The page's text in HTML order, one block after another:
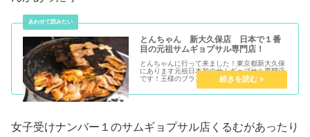
とんちゃん 新大久保店 日本で１番
目の元祖サムギョプサル専門店！
とんちゃんに行って来ました！東京都新大久保
にあります元祖日本初のサムギョプサル専門店
です！王様のブランチで１位になった事もある
お店です！お隣には女子受けナンバー...
女子受けナンバー１のサムギョプサル店くるむがあったり